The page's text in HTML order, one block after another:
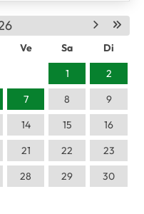
Ve Sa
Di
1
2
7 8
9
14 15
16
21 22
23
28 29
30